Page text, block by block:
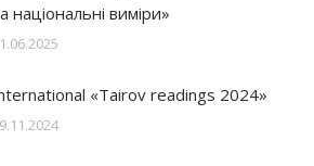
національні виміри»
«Tairov readings 2024»